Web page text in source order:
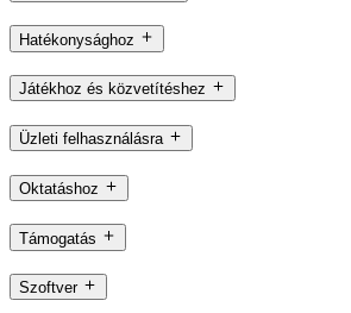
Hatékonysághoz
Játékhoz és közvetítéshez
Üzleti felhasználásra
Oktatáshoz
Támogatás
Szoftver